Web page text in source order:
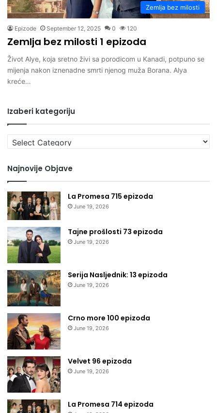
Zemlja bez milosti
Epizode September 12, 2025 0 120
Zemlja bez milosti 1 epizoda
Život Alye, koja sretno živi sa porodicom u Kanadi, potpuno se
mijenja nakon iznenadne smrti njenog muža Borana. Alya
kreće…
Izaberi kategoriju
Izaberi
kategoriju
Najnovije Objave
La Promesa 715 epizoda
June 19, 2026
Tajne prošlosti 73 epizoda
June 19, 2026
Serija Nasljednik: 13 epizoda
June 19, 2026
Crno more 100 epizoda
June 19, 2026
Velvet 96 epizoda
June 19, 2026
La Promesa 714 epizoda